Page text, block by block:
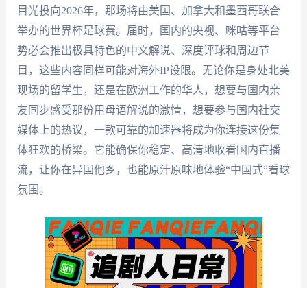
目光投向2026年，那场将由美国、加拿大和墨西哥联合
举办的世界杯足球赛。届时，国内的央视、咪咕等平台
势必会推出极具特色的中文解说、深度评球和周边节
目，这些内容同样可能对海外IP设限。无论你是身处北美
现场的留学生，还是在欧洲工作的华人，想要与国内亲
友同步感受那份用母语解说的激情，想要参与国内社交
媒体上的热议，一款可靠的加速器将成为你连接这份集
体狂欢的桥梁。它能确保你稳定、高清地收看国内直播
流，让你在异国他乡，也能原汁原味地体验“中国式”看球
氛围。